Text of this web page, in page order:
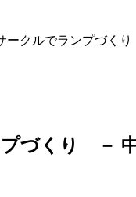
ークルでランプづく
づくり － 中